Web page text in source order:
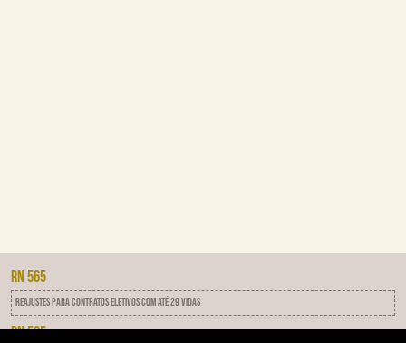
RN 565
Reajustes para contratos eletivos com até 29 vidas
RN 505